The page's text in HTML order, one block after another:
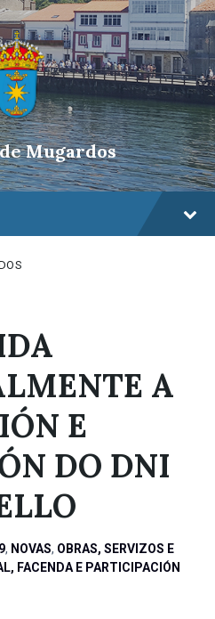
Mugardos
A
E
DO DNI
, NOVAS, OBRAS, SERVIZOS E
FACENDA E PARTICIPACIÓN